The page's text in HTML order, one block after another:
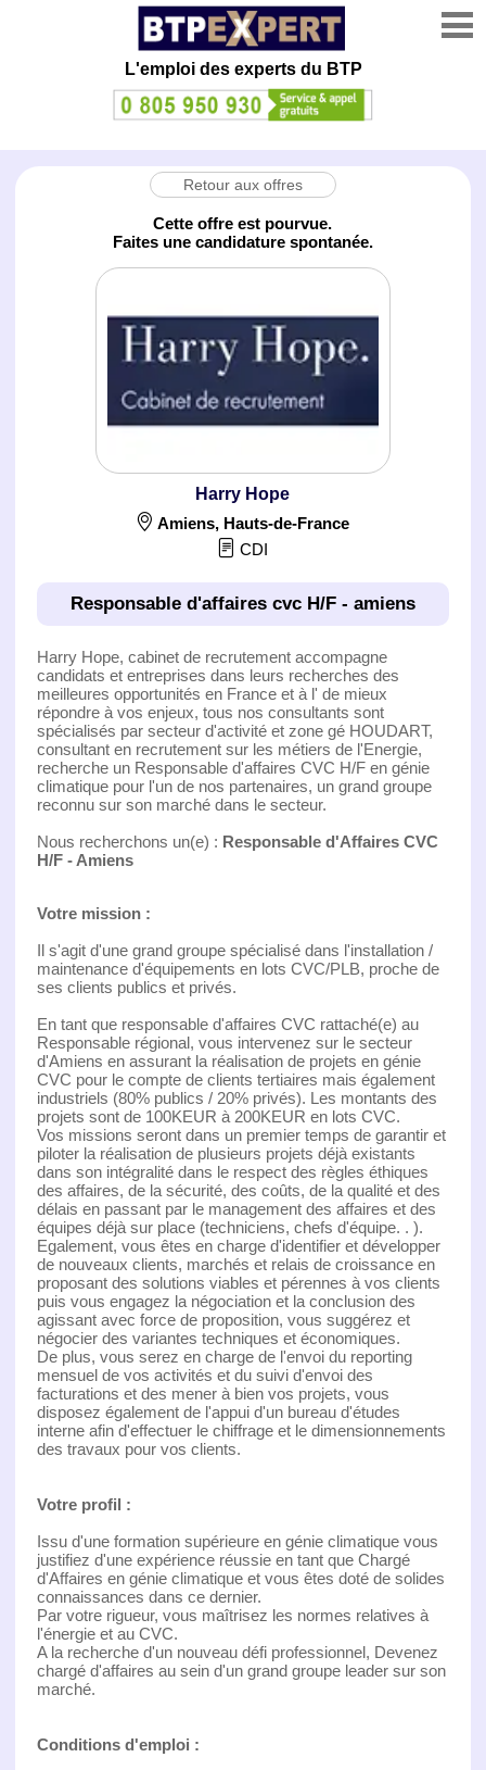
L'emploi des experts du BTP
Retour aux offres
Cette offre est pourvue.
Faites une candidature spontanée.
Harry Hope
Amiens, Hauts-de-France
CDI
Responsable d'affaires cvc H/F - amiens
Harry Hope, cabinet de recrutement accompagne
candidats et entreprises dans leurs recherches des
meilleures opportunités en France et à l' de mieux
répondre à vos enjeux, tous nos consultants sont
spécialisés par secteur d'activité et zone gé HOUDART,
consultant en recrutement sur les métiers de l'Energie,
recherche un Responsable d'affaires CVC H/F en génie
climatique pour l'un de nos partenaires, un grand groupe
reconnu sur son marché dans le secteur.
Nous recherchons un(e) : Responsable d'Affaires CVC
H/F - Amiens
Votre mission :
Il s'agit d'une grand groupe spécialisé dans l'installation /
maintenance d'équipements en lots CVC/PLB, proche de
ses clients publics et privés.
En tant que responsable d'affaires CVC rattaché(e) au
Responsable régional, vous intervenez sur le secteur
d'Amiens en assurant la réalisation de projets en génie
CVC pour le compte de clients tertiaires mais également
industriels (80% publics / 20% privés). Les montants des
projets sont de 100KEUR à 200KEUR en lots CVC.
Vos missions seront dans un premier temps de garantir et
piloter la réalisation de plusieurs projets déjà existants
dans son intégralité dans le respect des règles éthiques
des affaires, de la sécurité, des coûts, de la qualité et des
délais en passant par le management des affaires et des
équipes déjà sur place (techniciens, chefs d'équipe. . ).
Egalement, vous êtes en charge d'identifier et développer
de nouveaux clients, marchés et relais de croissance en
proposant des solutions viables et pérennes à vos clients
puis vous engagez la négociation et la conclusion des
agissant avec force de proposition, vous suggérez et
négocier des variantes techniques et économiques.
De plus, vous serez en charge de l'envoi du reporting
mensuel de vos activités et du suivi d'envoi des
facturations et des mener à bien vos projets, vous
disposez également de l'appui d'un bureau d'études
interne afin d'effectuer le chiffrage et le dimensionnements
des travaux pour vos clients.
Votre profil :
Issu d'une formation supérieure en génie climatique vous
justifiez d'une expérience réussie en tant que Chargé
d'Affaires en génie climatique et vous êtes doté de solides
connaissances dans ce dernier.
Par votre rigueur, vous maîtrisez les normes relatives à
l'énergie et au CVC.
A la recherche d'un nouveau défi professionnel, Devenez
chargé d'affaires au sein d'un grand groupe leader sur son
marché.
Conditions d'emploi :